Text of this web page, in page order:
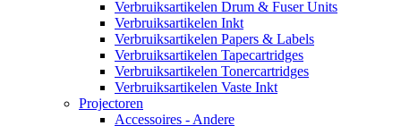
Verbruiksartikelen Drum & Fuser Units
Verbruiksartikelen Inkt
Verbruiksartikelen Papers & Labels
Verbruiksartikelen Tapecartridges
Verbruiksartikelen Tonercartridges
Verbruiksartikelen Vaste Inkt
Projectoren
Accessoires - Andere